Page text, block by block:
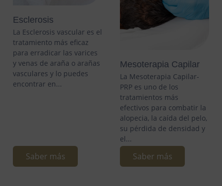
Esclerosis
La Esclerosis vascular es el
tratamiento más eficaz
para erradicar las varices
y venas de araña o arañas
vasculares y lo puedes
encontrar en...
Saber más
Mesoterapia Capilar
La Mesoterapia Capilar-
PRP es uno de los
tratamientos más
efectivos para combatir la
alopecia, la caída del pelo,
su pérdida de densidad y
el...
Saber más